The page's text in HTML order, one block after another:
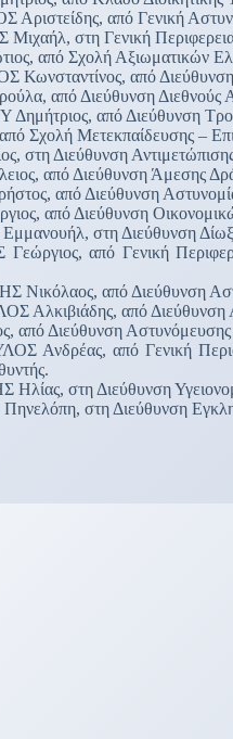
από Γενική
στη Γενική Περιφερειακή
από Σχολή Αξιωματικών
από Διεύθυνση
από Διεύθυνση
από Διεύθυνση
Σχολή Μετεκπαίδευσης –
Διεύθυνση
από Διεύθυνση Άμεσης
από Διεύθυνση
από Διεύθυνση
στη Διεύθυνση
από Γενική
από Διεύθυνση
από Διεύθυνση
Διεύθυνση Αστυνόμευσης
από Γενική
στη Διεύθυνση
στη Διεύθυνση